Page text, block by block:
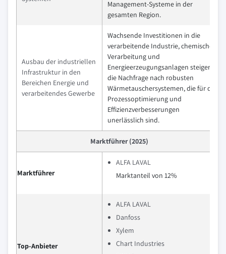
Management-Systeme in der
gesamten Region.
Ausbau der industriellen
Infrastruktur in den
Bereichen Energie und
verarbeitendes Gewerbe
Wachsende Investitionen in die
verarbeitende Industrie, chemische
Verarbeitung und
Energieerzeugungsanlagen steigern
die Nachfrage nach robusten
Wärmetauschersystemen, die für die
Prozessoptimierung und
Effizienzverbesserungen
unerlässlich sind.
Marktführer (2025)
Marktführer
ALFA LAVAL
Marktanteil von 12%
Top-Anbieter
ALFA LAVAL
Danfoss
Xylem
Chart Industries